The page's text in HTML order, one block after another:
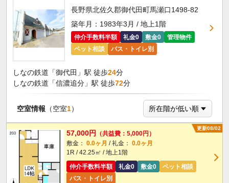
長野県北佐久郡御代田町馬瀬口1498-82
築年月：1983年3月 / 地上1階
仲介手数料半額 礼金0 敷金0
管理物件
ペット相談
バス・トイレ別
しなの鉄道「御代田」駅 徒歩24分
しなの鉄道「信濃追分」駅 徒歩72分
空室情報 （空室1）
更新08/02
57,000円
（共益費：5,000円）
敷金： 0.0ヶ月 / 礼金： 0.0ヶ月
1R / 42.25㎡ / 地上1階
仲介手数料半額
礼金0 敷金0
ペット相談
バス・トイレ別